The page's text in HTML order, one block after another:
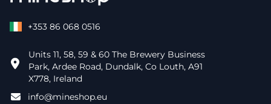
+353 86 068 0516
Units 11, 58, 59 & 60 The Brewery Business
Park, Ardee Road, Dundalk, Co Louth, A91
X778, Ireland
info@mineshop.eu